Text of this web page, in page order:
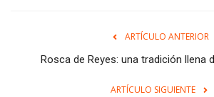
ARTÍCULO ANTERIOR
Rosca de Reyes: una tradición llena
ARTÍCULO SIGUIENTE